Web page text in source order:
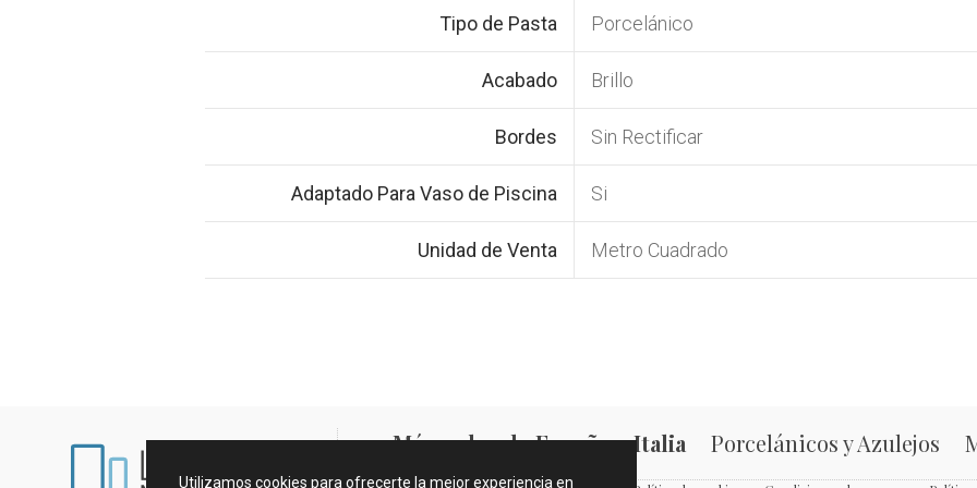
Tipo de Pasta Porcelánico
Acabado Brillo
Bordes Sin Rectificar
Adaptado Para Vaso de Piscina Si
Unidad de Venta Metro Cuadrado
Mármoles de España e Italia Porcelánicos y Azulejos
Utilizamos cookies para ofrecerte la mejor experiencia en